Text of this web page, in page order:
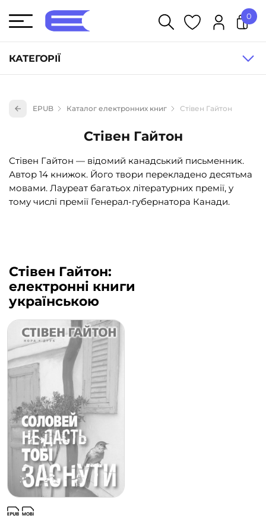
КАТЕГОРІЇ
Книги для дітей (835)
Книги для підлітків (240)
Науково-популярна література (1015)
Навчальна література та посібники (527)
Енциклопедії, довідники, словники (55)
0
EPUB Каталог електронних книг Стівен Гайтон
Стівен Гайтон
Стівен Гайтон — відомий канадський письменник.
Автор 14 книжок. Його твори перекладено десятьма
мовами. Лауреат багатьох літературних премії, у
тому числі премії Генерал-губернатора Канади.
Стівен Гайтон:
електронні книги
українською